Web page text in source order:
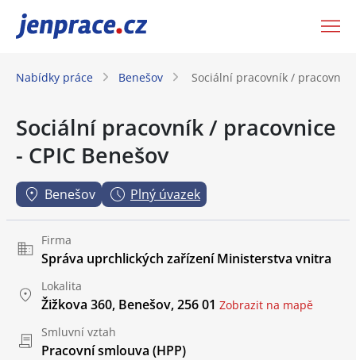
JenPráce.cz
Nabídky práce Benešov Sociální pracovník / pracovnice
Sociální pracovník / pracovnice
- CPIC Benešov
Benešov Plný úvazek
Firma
Správa uprchlických zařízení Ministerstva vnitra
Lokalita
Žižkova 360, Benešov, 256 01 Zobrazit na mapě
Smluvní vztah
Pracovní smlouva (HPP)